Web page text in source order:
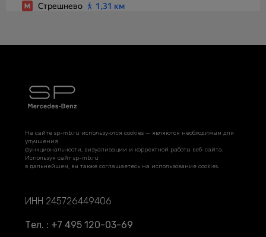
На сайте sp-mb.ru используются cookies — являются необходимым для
улучшения
функциональности, визуализации и корректной работы веб-сайта.
Используя сайт sp-mb.ru
в дальнейшем, вы также соглашаетесь на использование cookies.
ИНН 245726449406
Тел. : +7 495 120-03-69